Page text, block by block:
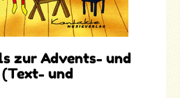
zur Advents- und
und